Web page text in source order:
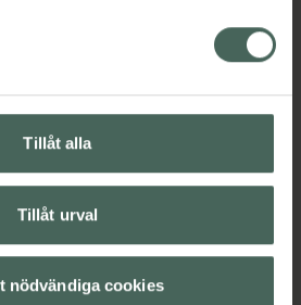
Tillåt alla
Tillåt urval
nödvändiga cookies
inom
Kosttillskott
Mage